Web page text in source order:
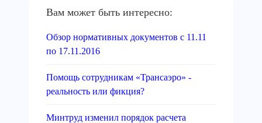
Вам может быть интересно:
Обзор нормативных документов с 11.11
по 17.11.2016
Помощь сотрудникам «Трансаэро» -
реальность или фикция?
Минтруд изменил порядок расчета